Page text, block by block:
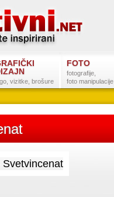
vizitke, brošure
FOTO
fotografije,
foto manipulacije